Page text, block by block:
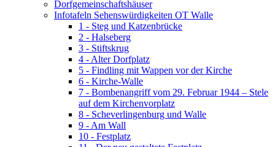
Dorfgemeinschaftshäuser
Infotafeln Sehenswürdigkeiten OT Walle
1 - Steg und Katzenbrücke
2 - Halseberg
3 - Stiftskrug
4 - Alter Dorfplatz
5 - Findling mit Wappen vor der Kirche
6 - Kirche-Walle
7 - Bombenangriff vom 29. Februar 1944 – Stele
auf dem Kirchenvorplatz
8 - Scheverlingenburg und Walle
9 - Am Wall
10 - Festplatz